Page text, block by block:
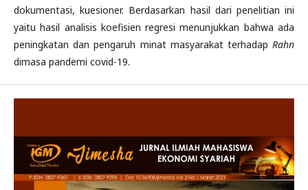
dokumentasi, kuesioner. Berdasarkan hasil dari penelitian ini
yaitu hasil analisis koefisien regresi menunjukkan bahwa ada
peningkatan dan pengaruh minat masyarakat terhadap Rahn
dimasa pandemi covid-19.